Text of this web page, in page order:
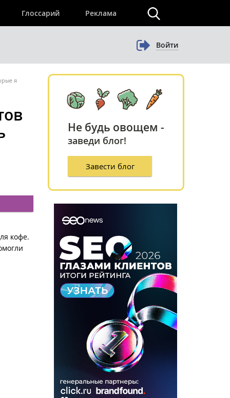
Глоссарий Реклама
Войти
я
кофе.
Не будь овощем -
заведи блог!
Завести блог